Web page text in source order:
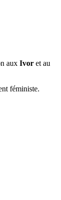
aux Ivor et au
féministe.